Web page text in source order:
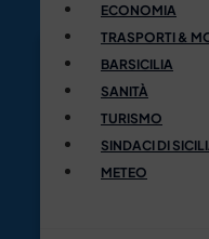
ECONOMIA
TRASPORTI &
BARSICILIA
SANITÀ
TURISMO
SINDACI DI
METEO